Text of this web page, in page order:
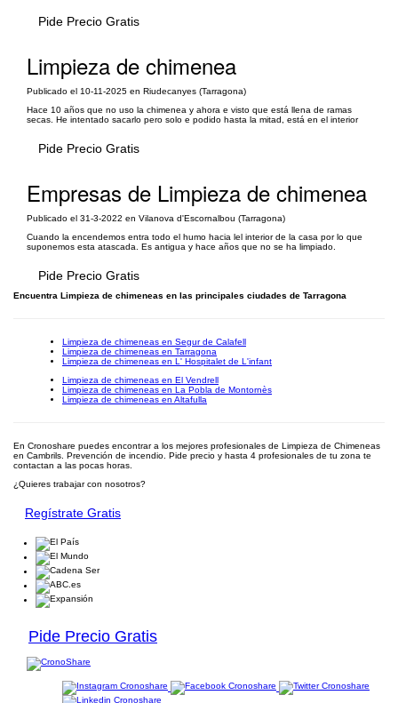
Pide Precio Gratis
Limpieza de chimenea
Publicado el 10-11-2025 en Riudecanyes (Tarragona)
Hace 10 años que no uso la chimenea y ahora e visto que está llena de ramas
secas. He intentado sacarlo pero solo e podido hasta la mitad, está en el interior
Pide Precio Gratis
Empresas de Limpieza de chimenea
Publicado el 31-3-2022 en Vilanova d'Escornalbou (Tarragona)
Cuando la encendemos entra todo el humo hacia lel interior de la casa por lo que
suponemos esta atascada. Es antigua y hace años que no se ha limpiado.
Pide Precio Gratis
Encuentra Limpieza de chimeneas en las principales ciudades de Tarragona
Limpieza de chimeneas en Segur de Calafell
Limpieza de chimeneas en Tarragona
Limpieza de chimeneas en L' Hospitalet de L'infant
Limpieza de chimeneas en El Vendrell
Limpieza de chimeneas en La Pobla de Montornès
Limpieza de chimeneas en Altafulla
En Cronoshare puedes encontrar a los mejores profesionales de Limpieza de Chimeneas
en Cambrils. Prevención de incendio. Pide precio y hasta 4 profesionales de tu zona te
contactan a las pocas horas.
¿Quieres trabajar con nosotros?
Regístrate Gratis
Pide Precio Gratis